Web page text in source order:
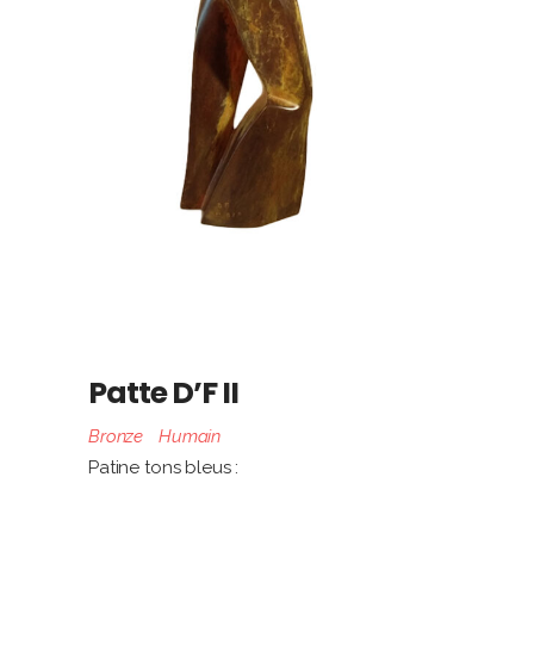
Patte D’F II
Bronze
Humain
Patine tons bleus :